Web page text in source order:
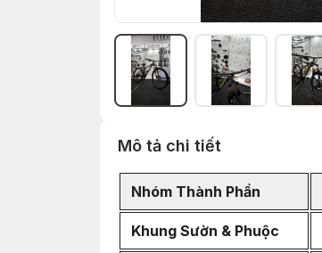
Mô tả chi tiết
Nhóm Thành Phần
Khung Sườn & Phuộc